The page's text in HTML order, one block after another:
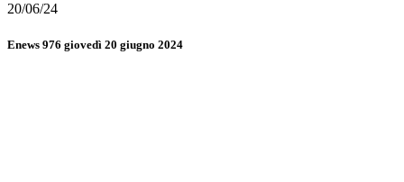
20/06/24
Enews 976 giovedì 20 giugno 2024